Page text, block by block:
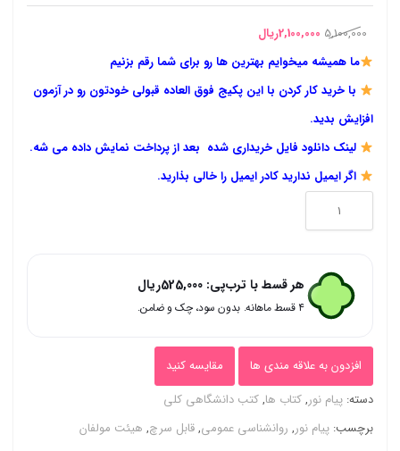
5,100,000 قیمت
اصلی
5,100,000ریال
بود.
2,100,000ریال
فعلی
2,100,000ریال
ما همیشه میخوایم بهترین ها رو برای شما رقم بزنیم
با خرید کار کردن با این پکیج فوق العاده قبولی خودتون رو در آزمون
افزایش بدید.
لینک دانلود فایل خریداری شده بعد از پرداخت نمایش داده می شه.
اگر ایمیل ندارید کادر ایمیل را خالی بذارید.
تایپ
روانشناسی
عمومی
هیئت
مولفان
عدد
هر قسط با ترب‌پی: 525,000ریال
۴ قسط ماهانه. بدون سود، چک و ضامن.
افزدون به علاقه مندی ها
مقایسه کنید
دسته: پیام نور,کتاب ها,کتب دانشگاهی کلی
برچسب: پیام نور, روانشناسی عمومی,قابل سرچ, هیئت مولفان